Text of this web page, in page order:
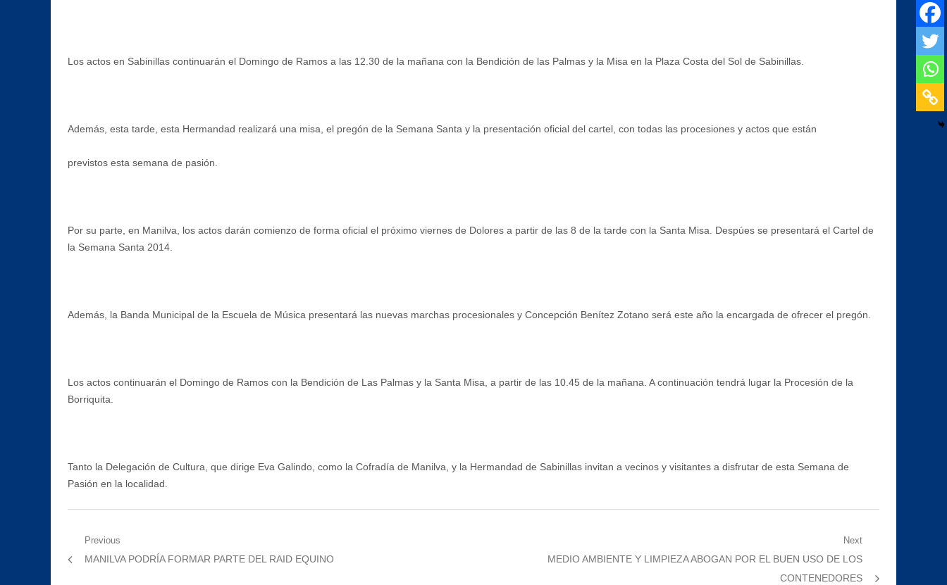
Los actos en Sabinillas continuarán el Domingo de Ramos a las 12.30 de la mañana con la Bendición de las Palmas y la Misa en la Plaza Costa del Sol de Sabinillas.
Además, esta tarde, esta Hermandad realizará una misa, el pregón de la Semana Santa y la presentación oficial del cartel, con todas las procesiones y actos que están
previstos esta semana de pasión.
Por su parte, en Manilva, los actos darán comienzo de forma oficial el próximo viernes de Dolores a partir de las 8 de la tarde con la Santa Misa. Despúes se presentará el Cartel de
la Semana Santa 2014.
Además, la Banda Municipal de la Escuela de Música presentará las nuevas marchas procesionales y Concepción Benítez Zotano será este año la encargada de ofrecer el pregón.
Los actos continuarán el Domingo de Ramos con la Bendición de Las Palmas y la Santa Misa, a partir de las 10.45 de la mañana. A continuación tendrá lugar la Procesión de la
Borriquita.
Tanto la Delegación de Cultura, que dirige Eva Galindo, como la Cofradía de Manilva, y la Hermandad de Sabinillas invitan a vecinos y visitantes a disfrutar de esta Semana de
Pasión en la localidad.
Navegación
de
Previous
Previous
MANILVA PODRÍA FORMAR PARTE DEL RAID EQUINO
Next
Next
MEDIO AMBIENTE Y LIMPIEZA ABOGAN POR EL BUEN USO DE LOS
CONTENEDORES